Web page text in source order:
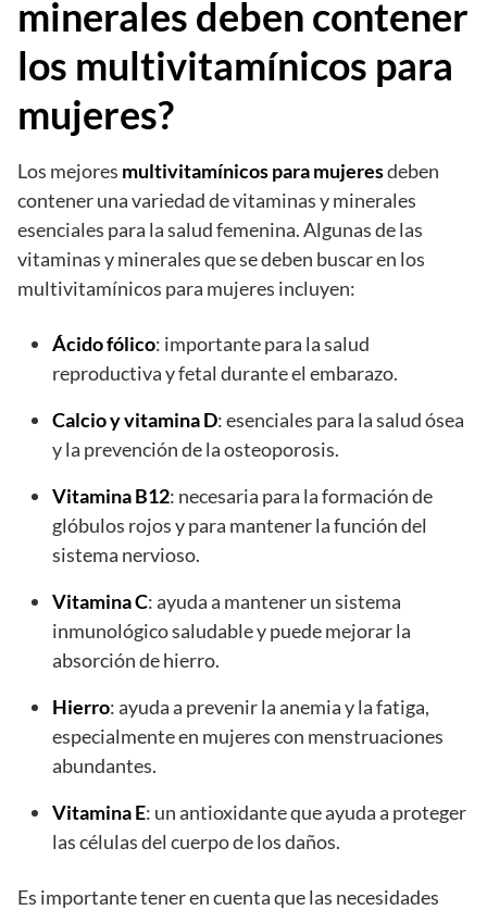
minerales deben contener
los multivitamínicos para
mujeres?
Los mejores multivitamínicos para mujeresdeben
contener una variedad de vitaminas y minerales
esenciales para la salud femenina. Algunas de las
vitaminas y minerales que se deben buscar en los
multivitamínicos para mujeres incluyen:
Ácido fólico: importante para la salud
reproductiva y fetal durante el embarazo.
Calcio y vitamina D: esenciales para la salud ósea
y la prevención de la osteoporosis.
Vitamina B12: necesaria para la formación de
glóbulos rojos y para mantener la función del
sistema nervioso.
Vitamina C: ayuda a mantener un sistema
inmunológico saludable y puede mejorar la
absorción de hierro.
Hierro: ayuda a prevenir la anemia y la fatiga,
especialmente en mujeres con menstruaciones
abundantes.
Vitamina E: un antioxidante que ayuda a proteger
las células del cuerpo de los daños.
Es importante tener en cuenta que las necesidades